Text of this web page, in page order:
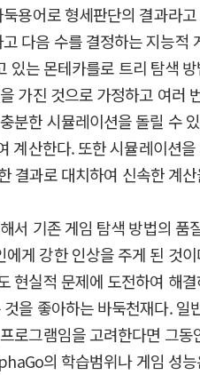
용어로 형세판단의 결과라
다음 수를 결정하는 지능
는 몬테카를로 트리 탐색
가진 것으로 가정하고 여
분한 시뮬레이션을 돌릴 수
계산한다. 또한 시뮬레이션
과로 대치하여 신속한 계
서 기존 게임 탐색 방법의
게 강한 인상을 주게 된 것
현실적 문제에 도전하여 해
을 좋아하는 바둑천재다.
로그램임을 고려한다면 그
의 학습범위나 게임 성